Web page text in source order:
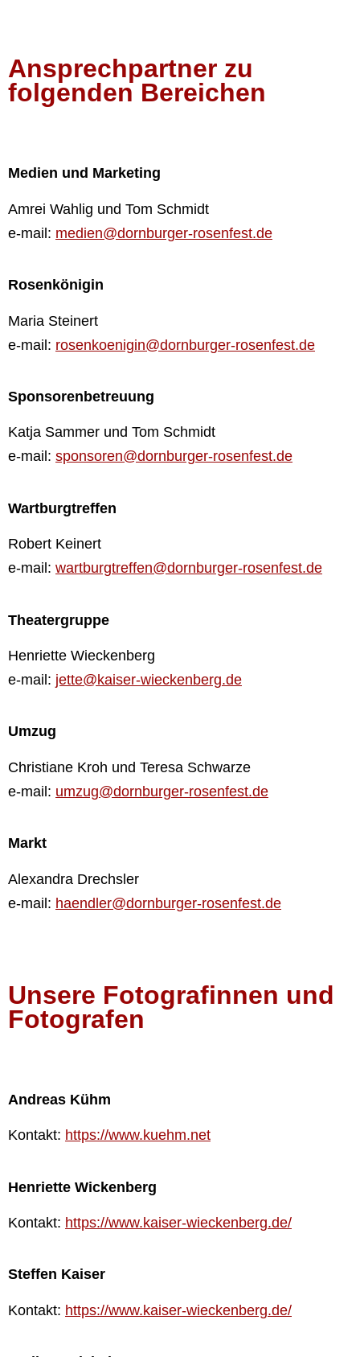
Ansprechpartner zu
folgenden Bereichen
Medien und Marketing
Amrei Wahlig und Tom Schmidt
e-mail: medien@dornburger-rosenfest.de
Rosenkönigin
Maria Steinert
e-mail: rosenkoenigin@dornburger-rosenfest.de
Sponsorenbetreuung
Katja Sammer und Tom Schmidt
e-mail: sponsoren@dornburger-rosenfest.de
Wartburgtreffen
Robert Keinert
e-mail: wartburgtreffen@dornburger-rosenfest.de
Theatergruppe
Henriette Wieckenberg
e-mail: jette@kaiser-wieckenberg.de
Umzug
Christiane Kroh und Teresa Schwarze
e-mail: umzug@dornburger-rosenfest.de
Markt
Alexandra Drechsler
e-mail: haendler@dornburger-rosenfest.de
Unsere Fotografinnen und
Fotografen
Andreas Kühm
Kontakt: https://www.kuehm.net
Henriette Wickenberg
Kontakt: https://www.kaiser-wieckenberg.de/
Steffen Kaiser
Kontakt: https://www.kaiser-wieckenberg.de/